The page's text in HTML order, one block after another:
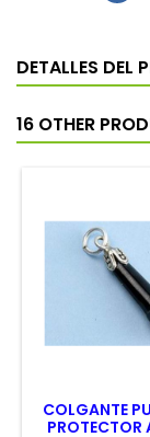
DETALLES DEL
16 OTHER
COLGANTE
PROTECTOR